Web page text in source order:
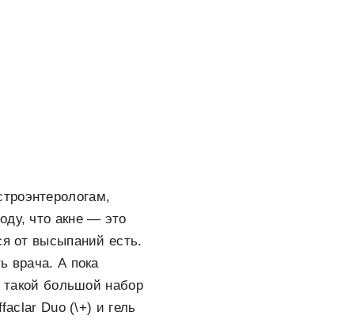
что акне — это
от высыпаний есть.
врача. А пока
такой большой набор
Duo (\+) и гель